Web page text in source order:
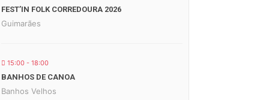
FEST’IN FOLK CORREDOURA 2026
Guimarães
15:00 - 18:00
BANHOS DE CANOA
Banhos Velhos